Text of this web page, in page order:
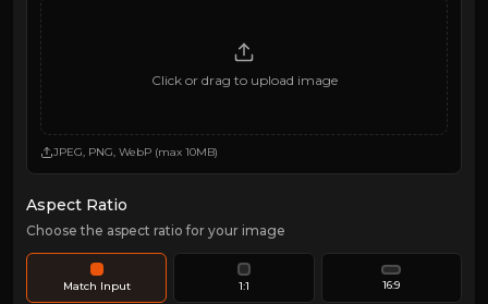
Click or drag to upload image
JPEG, PNG, WebP (max 10MB)
Aspect Ratio
Choose the aspect ratio for your image
Match Input 1:1 16:9